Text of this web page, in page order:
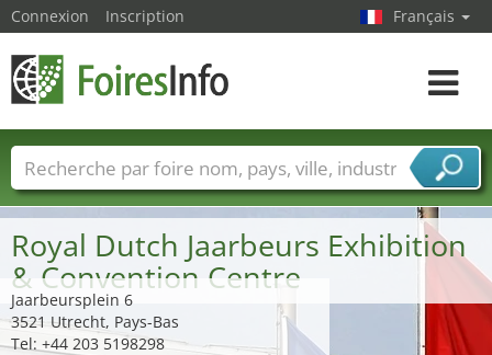
Royal Dutch Jaarbeurs Exhibition
& Convention Centre
Jaarbeursplein 6
3521 Utrecht, Pays-Bas
Tel: +44 203 5198298
Connexion Inscription Français
Toggle
Foire noms Pays Villes
Secteurs de foire
Secteurs du fournisseur de services